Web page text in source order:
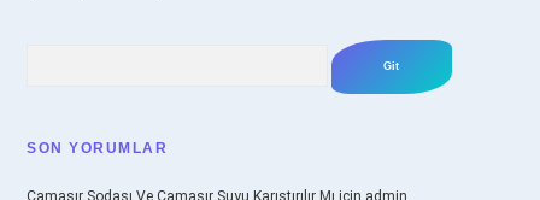
SON YORUMLAR
Çamaşır Sodası Ve Çamaşır Suyu Karıştırılır Mı için admin